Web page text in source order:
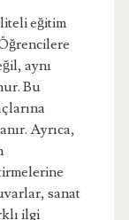
eğitim
aynı
Bu
Ayrıca,
sanat
ilgi